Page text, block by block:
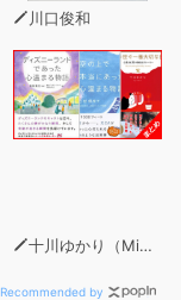
川口俊和
十川ゆかり（MinxZone）
Recommended by